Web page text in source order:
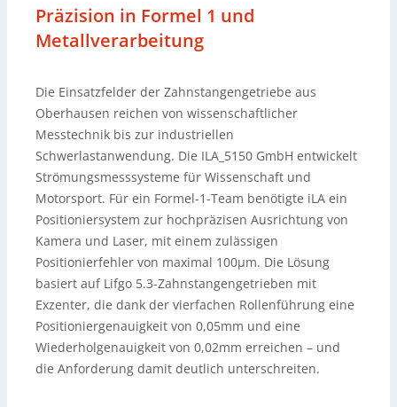
Präzision in Formel 1 und
Metallverarbeitung
Die Einsatzfelder der Zahnstangengetriebe aus
Oberhausen reichen von wissenschaftlicher
Messtechnik bis zur industriellen
Schwerlastanwendung. Die ILA_5150 GmbH entwickelt
Strömungsmesssysteme für Wissenschaft und
Motorsport. Für ein Formel-1-Team benötigte iLA ein
Positioniersystem zur hochpräzisen Ausrichtung von
Kamera und Laser, mit einem zulässigen
Positionierfehler von maximal 100µm. Die Lösung
basiert auf Lifgo 5.3-Zahnstangengetrieben mit
Exzenter, die dank der vierfachen Rollenführung eine
Positioniergenauigkeit von 0,05mm und eine
Wiederholgenauigkeit von 0,02mm erreichen – und
die Anforderung damit deutlich unterschreiten.